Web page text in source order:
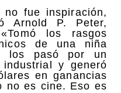
fue inspiración,
Arnold P. Peter,
los rasgos
de una niña
los pasó por un
y generó
en ganancias
no es cine. Eso es